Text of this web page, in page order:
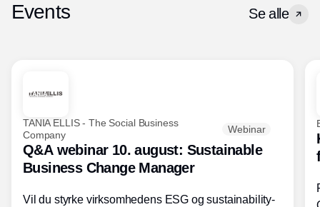
Events Se alle
TANIA ELLIS - The Social Business
Company
Webinar
Q&A webinar 10. august: Sustainable
Business Change Manager
Vil du styrke virksomhedens ESG og sustainability-